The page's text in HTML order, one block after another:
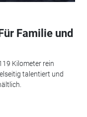
Familie und
Kilometer rein
talentiert und